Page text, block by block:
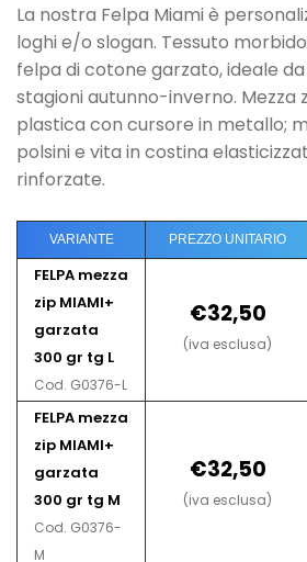
La nostra Felpa Miami è
loghi e/o slogan. Tessuto
felpa di cotone garzato, ideale
stagioni autunno-inverno. Mezza
plastica con cursore in metallo;
polsini e vita in costina
rinforzate.
VARIANTE PREZZO UNITARIO
FELPA mezza
zip MIAMI+
garzata
300 gr tg L
Cod. G0376-L
€32,50
(iva esclusa)
FELPA mezza
zip MIAMI+
garzata
300 gr tg M
Cod. G0376-
M
€32,50
(iva esclusa)